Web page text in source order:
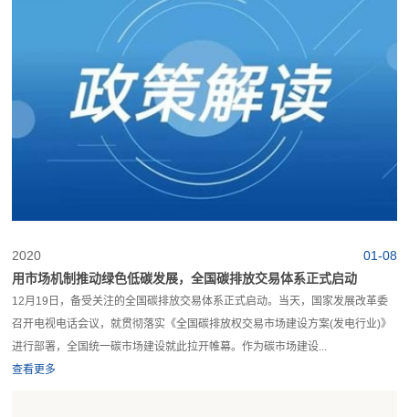
01-08
2020
用市场机制推动绿色低碳发展，全国碳排放交易体系正式启动
12月19日，备受关注的全国碳排放交易体系正式启动。当天，国家发展改革委
召开电视电话会议，就贯彻落实《全国碳排放权交易市场建设方案(发电行业)》
进行部署，全国统一碳市场建设就此拉开帷幕。作为碳市场建设...
查看更多